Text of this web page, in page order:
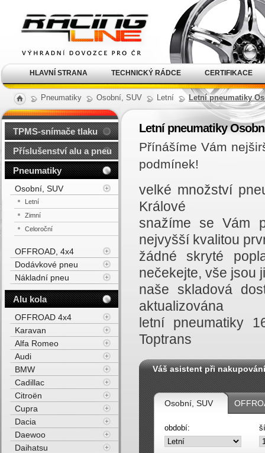
Pneumatiky Osobní, SUV Letní Letní pneumatiky
Letní pneumatiky
Přínášíme Vám
podmínek!
velké množství
Králové
snažíme se Vám
nejvyšší kvalitou
žádné skryté
nečekejte, vše jsou
naše skladová
aktualizována
letní pneumatiky
Toptrans
Váš asistent při nakupování
Osobní, SUV
období:
TPMS-snímače tlaku
Příslušenství alu a pneu
Pneumatiky
Osobní, SUV
Letní
Zimní
Celoroční
OFFROAD, 4x4
Dodávkové pneu
Nákladní pneu
Alu kola
OFFROAD 4x4
Karavan
Alfa Romeo
Audi
BMW
Cadillac
Citroën
Cupra
Dacia
Daewoo
Daihatsu
kola Racing Line
HLAVNÍ STRANA TECHNICKÝ RÁDCE CERTIFIKACE